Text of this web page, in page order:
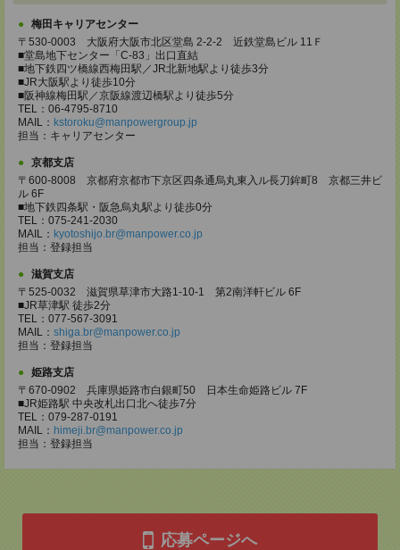
梅田キャリアセンター
〒530-0003 大阪府大阪市北区堂島 2-2-2 近鉄堂島ビル 11Ｆ
■堂島地下センター「C-83」出口直結
■地下鉄四ツ橋線西梅田駅／JR北新地駅より徒歩3分
■JR大阪駅より徒歩10分
■阪神線梅田駅／京阪線渡辺橋駅より徒歩5分
TEL：06-4795-8710
MAIL： kstoroku@manpowergroup.jp
担当：キャリアセンター
京都支店
〒600-8008 京都府京都市下京区四条通烏丸東入ル長刀鉾町8 京都三井ビ
ル 6F
■地下鉄四条駅・阪急烏丸駅より徒歩0分
TEL：075-241-2030
MAIL： kyotoshijo.br@manpower.co.jp
担当：登録担当
滋賀支店
〒525-0032 滋賀県草津市大路1-10-1 第2南洋軒ビル 6F
■JR草津駅 徒歩2分
TEL：077-567-3091
MAIL： shiga.br@manpower.co.jp
担当：登録担当
姫路支店
〒670-0902 兵庫県姫路市白銀町50 日本生命姫路ビル 7F
■JR姫路駅 中央改札出口北へ徒歩7分
TEL：079-287-0191
MAIL： himeji.br@manpower.co.jp
担当：登録担当
応募ページへ